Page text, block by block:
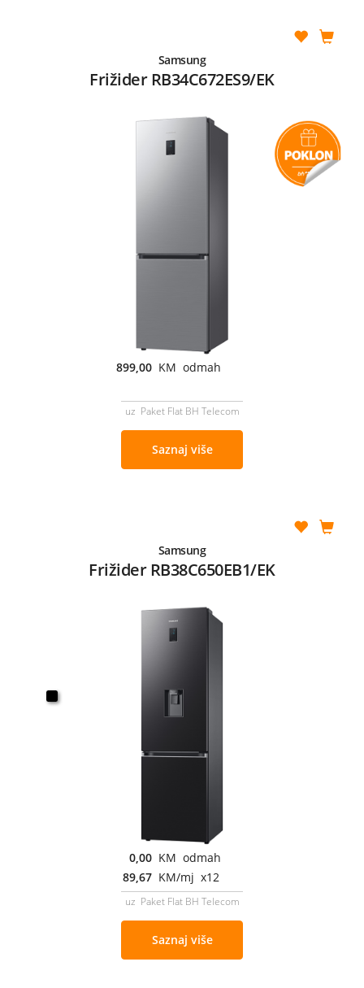
Samsung
Frižider RB34C672ES9/EK
899,00 KM odmah
uz Paket Flat BH Telecom
Saznaj više
Samsung
Frižider RB38C650EB1/EK
0,00 KM odmah
89,67 KM/mj x12
uz Paket Flat BH Telecom
Saznaj više